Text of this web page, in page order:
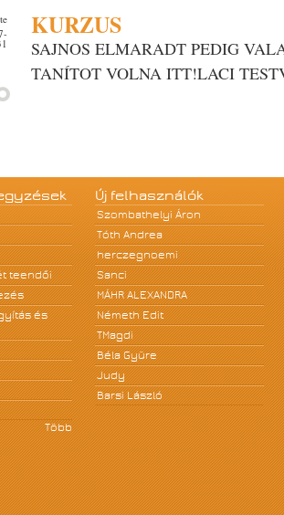
KURZUS
SAJNOS ELMARADT PEDIG
TANÍTOT VOLNA ITT!LACI
teendői
és
Több
Új felhasználók
Szombathelyi Áron
Tóth Andrea
herczegnoemi
Sanci
MÁHR ALEXANDRA
Németh Edit
TMagdi
Béla Gyüre
Judy
Barsi László